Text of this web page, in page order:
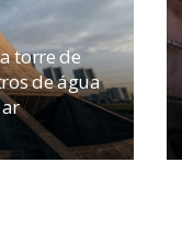
torre de
de água